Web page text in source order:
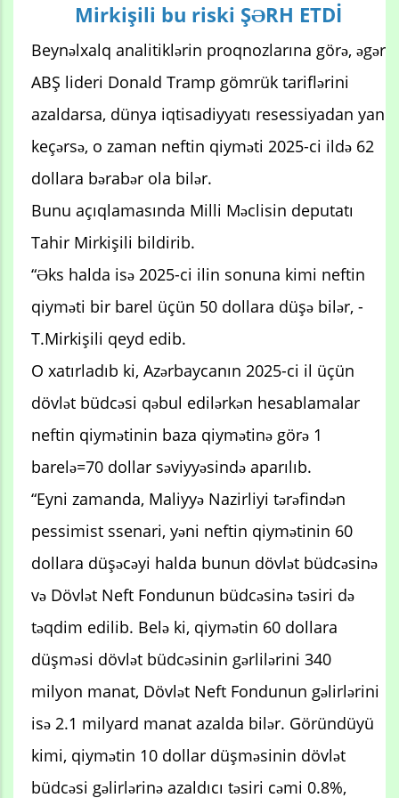
Mirkişili bu riski ŞƏRH ETDİ
Beynəlxalq analitiklərin proqnozlarına görə, əgər
ABŞ lideri Donald Tramp gömrük tariflərini
azaldarsa, dünya iqtisadiyyatı resessiyadan yan
keçərsə, o zaman neftin qiyməti 2025-ci ildə 62
dollara bərabər ola bilər.
Bunu açıqlamasında Milli Məclisin deputatı
Tahir Mirkişili bildirib.
“Əks halda isə 2025-ci ilin sonuna kimi neftin
qiyməti bir barel üçün 50 dollara düşə bilər, -
T.Mirkişili qeyd edib.
O xatırladıb ki, Azərbaycanın 2025-ci il üçün
dövlət büdcəsi qəbul edilərkən hesablamalar
neftin qiymətinin baza qiymətinə görə 1
barelə=70 dollar səviyyəsində aparılıb.
“Eyni zamanda, Maliyyə Nazirliyi tərəfindən
pessimist ssenari, yəni neftin qiymətinin 60
dollara düşəcəyi halda bunun dövlət büdcəsinə
və Dövlət Neft Fondunun büdcəsinə təsiri də
təqdim edilib. Belə ki, qiymətin 60 dollara
düşməsi dövlət büdcəsinin gərlilərini 340
milyon manat, Dövlət Neft Fondunun gəlirlərini
isə 2.1 milyard manat azalda bilər. Göründüyü
kimi, qiymətin 10 dollar düşməsinin dövlət
büdcəsi gəlirlərinə azaldıcı təsiri cəmi 0.8%,